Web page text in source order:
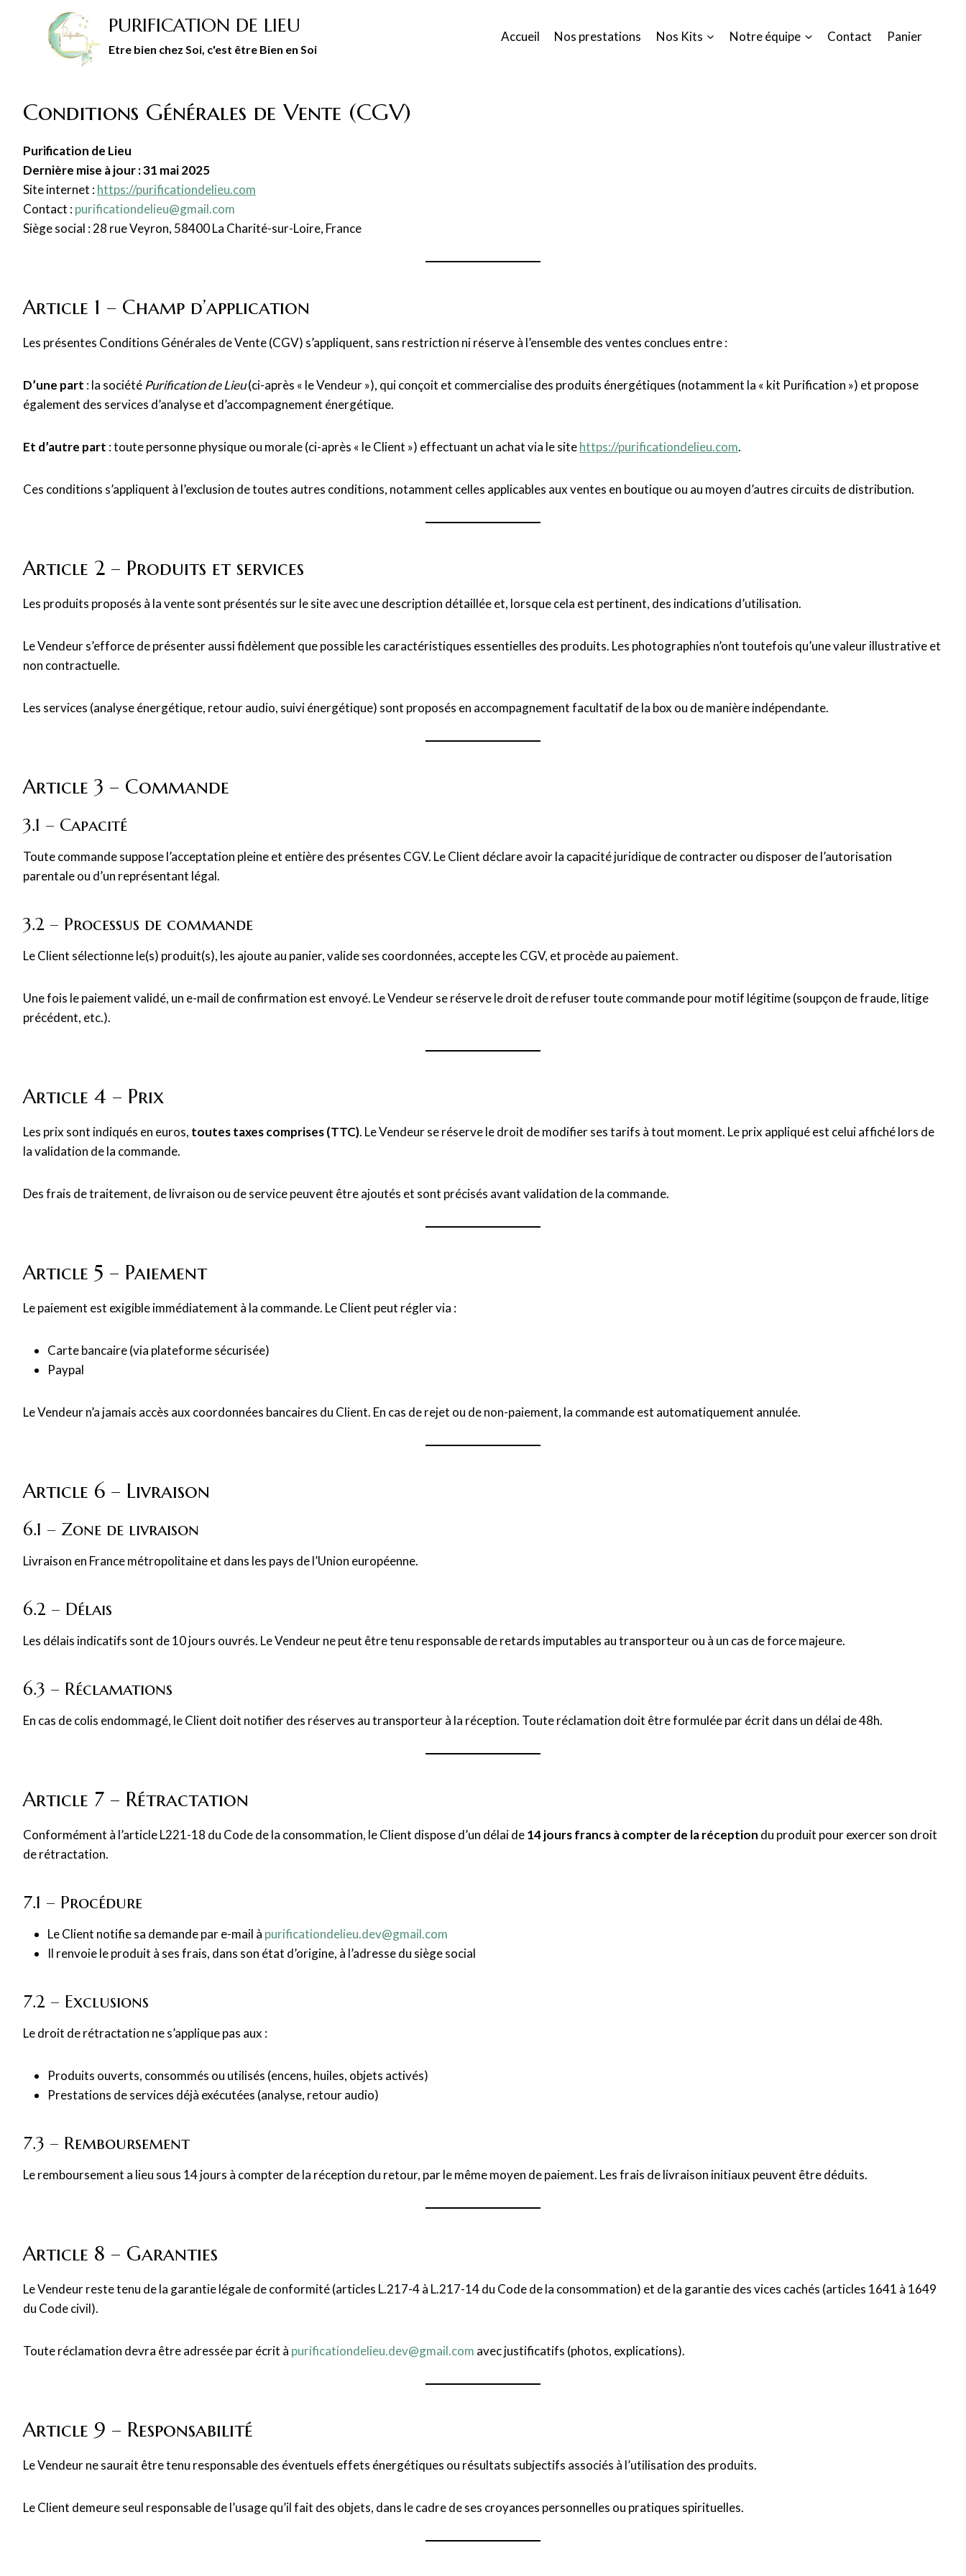
PURIFICATION DE LIEU
Etre bien chez Soi, c'est être Bien en Soi
Accueil Nos prestations Nos Kits Notre équipe Contact Panier
Conditions Générales de Vente (CGV)
Purification de Lieu
Dernière mise à jour : 31 mai 2025
Site internet :https://purificationdelieu.com
Contact :purificationdelieu@gmail.com
Siège social : 28 rue Veyron, 58400 La Charité-sur-Loire, France
Article 1 – Champ d’application
Les présentes Conditions Générales de Vente (CGV) s’appliquent, sans restriction ni réserve à l’ensemble des ventes conclues entre :
D’une part : la société Purification de Lieu(ci-après « le Vendeur »), qui conçoit et commercialise des produits énergétiques (notamment la « kit Purification ») et propose
également des services d’analyse et d’accompagnement énergétique.
Et d’autre part : toute personne physique ou morale (ci-après « le Client ») effectuant un achat via le sitehttps://purificationdelieu.com.
Ces conditions s’appliquent à l’exclusion de toutes autres conditions, notamment celles applicables aux ventes en boutique ou au moyen d’autres circuits de distribution.
Article 2 – Produits et services
Les produits proposés à la vente sont présentés sur le site avec une description détaillée et, lorsque cela est pertinent, des indications d’utilisation.
Le Vendeur s’efforce de présenter aussi fidèlement que possible les caractéristiques essentielles des produits. Les photographies n’ont toutefois qu’une valeur illustrative et
non contractuelle.
Les services (analyse énergétique, retour audio, suivi énergétique) sont proposés en accompagnement facultatif de la box ou de manière indépendante.
Article 3 – Commande
3.1 – Capacité
Toute commande suppose l’acceptation pleine et entière des présentes CGV. Le Client déclare avoir la capacité juridique de contracter ou disposer de l’autorisation
parentale ou d’un représentant légal.
3.2 – Processus de commande
Le Client sélectionne le(s) produit(s), les ajoute au panier, valide ses coordonnées, accepte les CGV, et procède au paiement.
Une fois le paiement validé, un e-mail de confirmation est envoyé. Le Vendeur se réserve le droit de refuser toute commande pour motif légitime (soupçon de fraude, litige
précédent, etc.).
Article 4 – Prix
Les prix sont indiqués en euros, toutes taxes comprises (TTC). Le Vendeur se réserve le droit de modifier ses tarifs à tout moment. Le prix appliqué est celui affiché lors de
la validation de la commande.
Des frais de traitement, de livraison ou de service peuvent être ajoutés et sont précisés avant validation de la commande.
Article 5 – Paiement
Le paiement est exigible immédiatement à la commande. Le Client peut régler via :
Carte bancaire (via plateforme sécurisée)
Paypal
Le Vendeur n’a jamais accès aux coordonnées bancaires du Client. En cas de rejet ou de non-paiement, la commande est automatiquement annulée.
Article 6 – Livraison
6.1 – Zone de livraison
Livraison en France métropolitaine et dans les pays de l’Union européenne.
6.2 – Délais
Les délais indicatifs sont de 10 jours ouvrés. Le Vendeur ne peut être tenu responsable de retards imputables au transporteur ou à un cas de force majeure.
6.3 – Réclamations
En cas de colis endommagé, le Client doit notifier des réserves au transporteur à la réception. Toute réclamation doit être formulée par écrit dans un délai de 48h.
Article 7 – Rétractation
Conformément à l’article L221-18 du Code de la consommation, le Client dispose d’un délai de14 jours francs à compter de la réception du produit pour exercer son droit
de rétractation.
7.1 – Procédure
Le Client notifie sa demande par e-mail à purificationdelieu.dev@gmail.com
Il renvoie le produit à ses frais, dans son état d’origine, à l’adresse du siège social
7.2 – Exclusions
Le droit de rétractation ne s’applique pas aux :
Produits ouverts, consommés ou utilisés (encens, huiles, objets activés)
Prestations de services déjà exécutées (analyse, retour audio)
7.3 – Remboursement
Le remboursement a lieu sous 14 jours à compter de la réception du retour, par le même moyen de paiement. Les frais de livraison initiaux peuvent être déduits.
Article 8 – Garanties
Le Vendeur reste tenu de la garantie légale de conformité (articles L.217-4 à L.217-14 du Code de la consommation) et de la garantie des vices cachés (articles 1641 à 1649
du Code civil).
Toute réclamation devra être adressée par écrit à purificationdelieu.dev@gmail.com avec justificatifs (photos, explications).
Article 9 – Responsabilité
Le Vendeur ne saurait être tenu responsable des éventuels effets énergétiques ou résultats subjectifs associés à l’utilisation des produits.
Le Client demeure seul responsable de l’usage qu’il fait des objets, dans le cadre de ses croyances personnelles ou pratiques spirituelles.